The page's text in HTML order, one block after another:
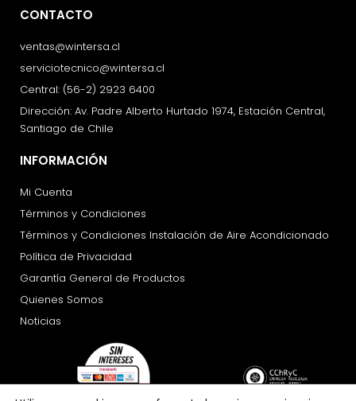
CONTACTO
ventas@wintersa.cl
serviciotecnico@wintersa.cl
Central: (56-2) 2923 6400
Dirección: Av. Padre Alberto Hurtado 1974, Estación Central,
Santiago de Chile
INFORMACIÓN
Mi Cuenta
Términos y Condiciones
Términos y Condiciones Instalación de Aire Acondicionado
Política de Privacidad
Garantía General de Productos
Quienes Somos
Noticias